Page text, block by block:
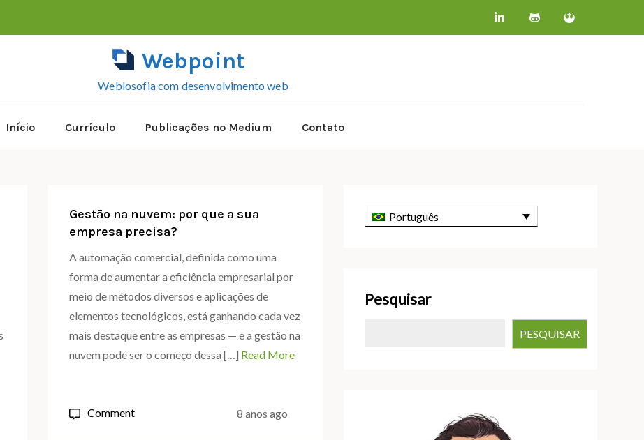
Webpoint
Weblosofia com desenvolvimento web
Início Currículo Publicações no Medium Contato
Gestão na nuvem: por que a sua
empresa precisa?
A automação comercial, definida como uma
forma de aumentar a eficiência empresarial por
meio de métodos diversos e aplicações de
elementos tecnológicos, está ganhando cada vez
mais destaque entre as empresas — e a gestão na
nuvem pode ser o começo dessa […] Read More
Commenton
8 anos ago
Português
Pesquisar
PESQUISAR